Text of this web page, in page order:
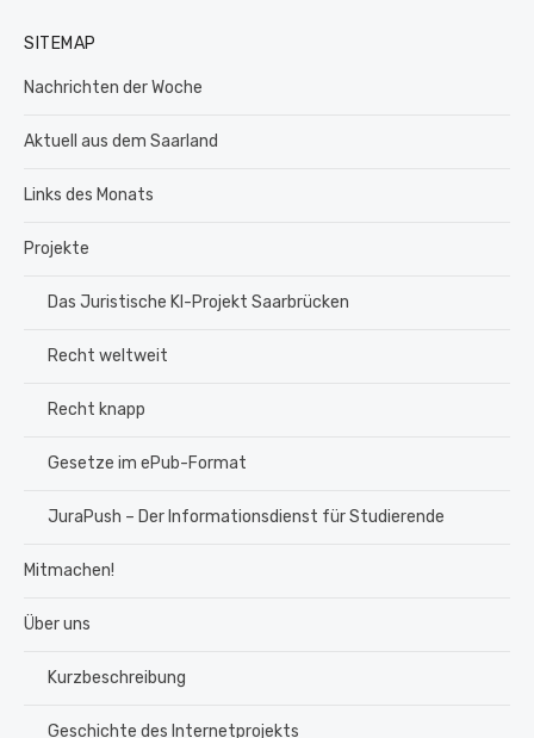
SITEMAP
Nachrichten der Woche
Aktuell aus dem Saarland
Links des Monats
Projekte
Das Juristische KI-Projekt Saarbrücken
Recht weltweit
Recht knapp
Gesetze im ePub-Format
JuraPush – Der Informationsdienst für Studierende
Mitmachen!
Über uns
Kurzbeschreibung
Geschichte des Internetprojekts